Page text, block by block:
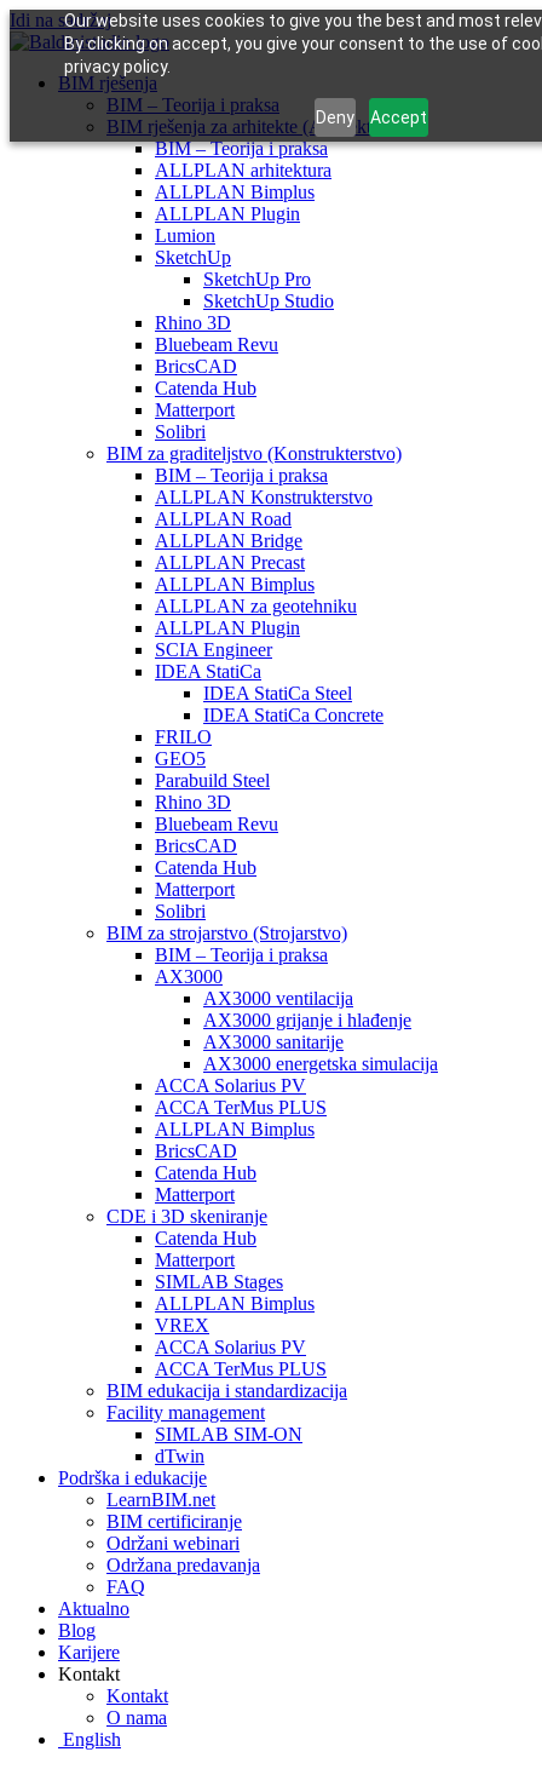
Our website uses cookies to give you the best and most
By clicking on accept, you give your consent to the use of
privacy policy.
Deny Accept
Idi na sadržaj
BIM rješenja
BIM – Teorija i praksa
BIM rješenja za arhitekte (Arhitektura)
BIM – Teorija i praksa
ALLPLAN arhitektura
ALLPLAN Bimplus
ALLPLAN Plugin
Lumion
SketchUp
SketchUp Pro
SketchUp Studio
Rhino 3D
Bluebeam Revu
BricsCAD
Catenda Hub
Matterport
Solibri
BIM za graditeljstvo (Konstrukterstvo)
BIM – Teorija i praksa
ALLPLAN Konstrukterstvo
ALLPLAN Road
ALLPLAN Bridge
ALLPLAN Precast
ALLPLAN Bimplus
ALLPLAN za geotehniku
ALLPLAN Plugin
SCIA Engineer
IDEA StatiCa
IDEA StatiCa Steel
IDEA StatiCa Concrete
FRILO
GEO5
Parabuild Steel
Rhino 3D
Bluebeam Revu
BricsCAD
Catenda Hub
Matterport
Solibri
BIM za strojarstvo (Strojarstvo)
BIM – Teorija i praksa
AX3000
AX3000 ventilacija
AX3000 grijanje i hlađenje
AX3000 sanitarije
AX3000 energetska simulacija
ACCA Solarius PV
ACCA TerMus PLUS
ALLPLAN Bimplus
BricsCAD
Catenda Hub
Matterport
CDE i 3D skeniranje
Catenda Hub
Matterport
SIMLAB Stages
ALLPLAN Bimplus
VREX
ACCA Solarius PV
ACCA TerMus PLUS
BIM edukacija i standardizacija
Facility management
SIMLAB SIM-ON
dTwin
Podrška i edukacije
LearnBIM.net
BIM certificiranje
Održani webinari
Održana predavanja
FAQ
Aktualno
Blog
Karijere
Kontakt
Kontakt
O nama
English